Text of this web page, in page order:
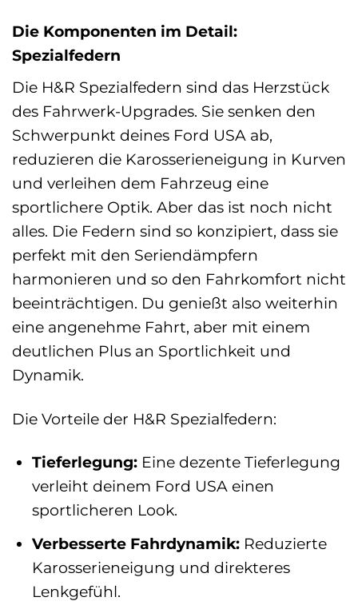
Die Komponenten im Detail:
Spezialfedern
Die H&R Spezialfedern sind das Herzstück
des Fahrwerk-Upgrades. Sie senken den
Schwerpunkt deines Ford USA ab,
reduzieren die Karosserieneigung in Kurven
und verleihen dem Fahrzeug eine
sportlichere Optik. Aber das ist noch nicht
alles. Die Federn sind so konzipiert, dass sie
perfekt mit den Seriendämpfern
harmonieren und so den Fahrkomfort nicht
beeinträchtigen. Du genießt also weiterhin
eine angenehme Fahrt, aber mit einem
deutlichen Plus an Sportlichkeit und
Dynamik.
Die Vorteile der H&R Spezialfedern:
Tieferlegung:Eine dezente Tieferlegung
verleiht deinem Ford USA einen
sportlicheren Look.
Verbesserte Fahrdynamik:Reduzierte
Karosserieneigung und direkteres
Lenkgefühl.